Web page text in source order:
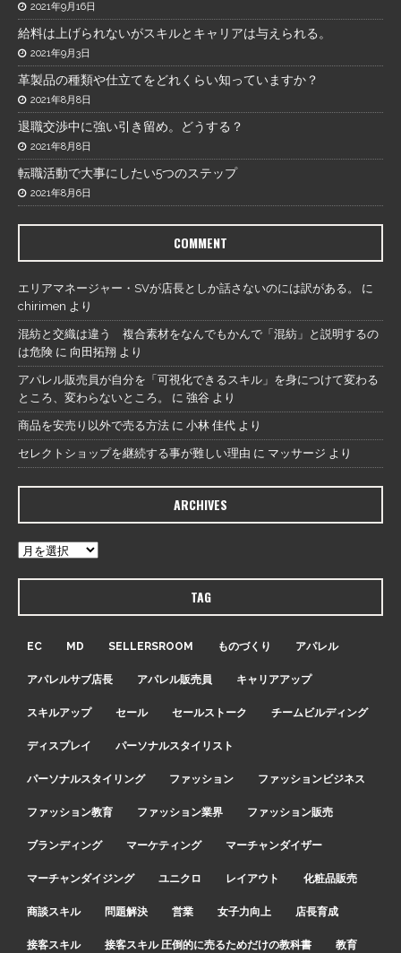
2021年9月16日
給料は上げられないがスキルとキャリアは与えられる。
2021年9月3日
革製品の種類や仕立てをどれくらい知っていますか？
2021年8月8日
退職交渉中に強い引き留め。どうする？
2021年8月8日
転職活動で大事にしたい5つのステップ
2021年8月6日
COMMENT
エリアマネージャー・SVが店長としか話さないのには訳がある。
に
chirimen より
混紡と交織は違う 複合素材をなんでもかんで「混紡」と説明するの
は危険 に 向田拓翔 より
アパレル販売員が自分を「可視化できるスキル」を身につけて変わる
ところ、変わらないところ。
に 強谷 より
商品を安売り以外で売る方法 に 小林 佳代 より
セレクトショップを継続する事が難しい理由 に マッサージ より
ARCHIVES
TAG
EC MD SELLERSROOM ものづくり アパレル
アパレルサブ店長 アパレル販売員 キャリアアップ
スキルアップ セール セールストーク チームビルディング
ディスプレイ パーソナルスタイリスト
パーソナルスタイリング ファッション ファッションビジネス
ファッション教育 ファッション業界 ファッション販売
ブランディング マーケティング マーチャンダイザー
マーチャンダイジング ユニクロ レイアウト 化粧品販売
商談スキル 問題解決 営業 女子力向上 店長育成
接客スキル 接客スキル 圧倒的に売るためだけの教科書 教育